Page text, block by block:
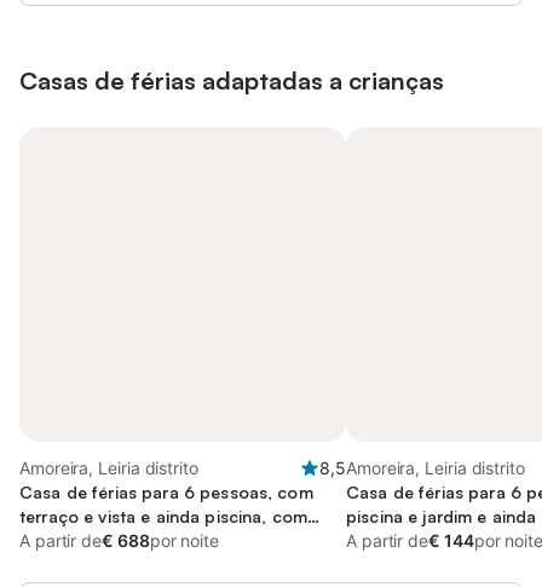
Casas de férias adaptadas a crianças
Amoreira, Leiria distrito
8,5
Casa de férias para 6 pessoas, com
terraço e vista e ainda piscina, com
animais de estimação
A partir de€ 688por noite
Amoreira, Leiria distrito
Casa de férias para 6
piscina e jardim e ainda
A partir de€ 144por noite